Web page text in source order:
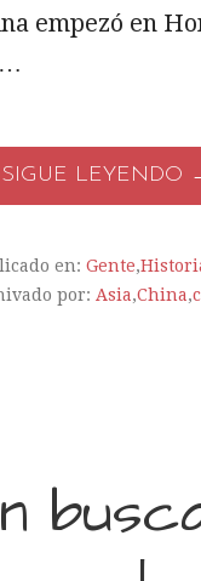
empezó en
SIGUE LEYENDO
en: Gente,
por: Asia,China,